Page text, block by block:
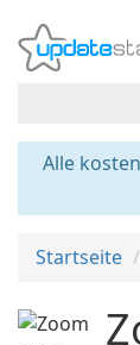
Alle
Startseite